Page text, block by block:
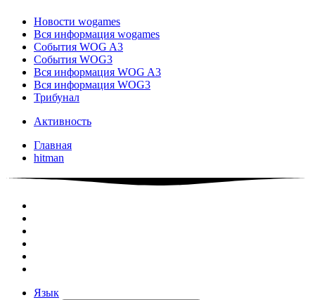
Новости wogames
Вся информация wogames
События WOG A3
События WOG3
Вся информация WOG A3
Вся информация WOG3
Трибунал
Активность
Главная
hitman
Язык